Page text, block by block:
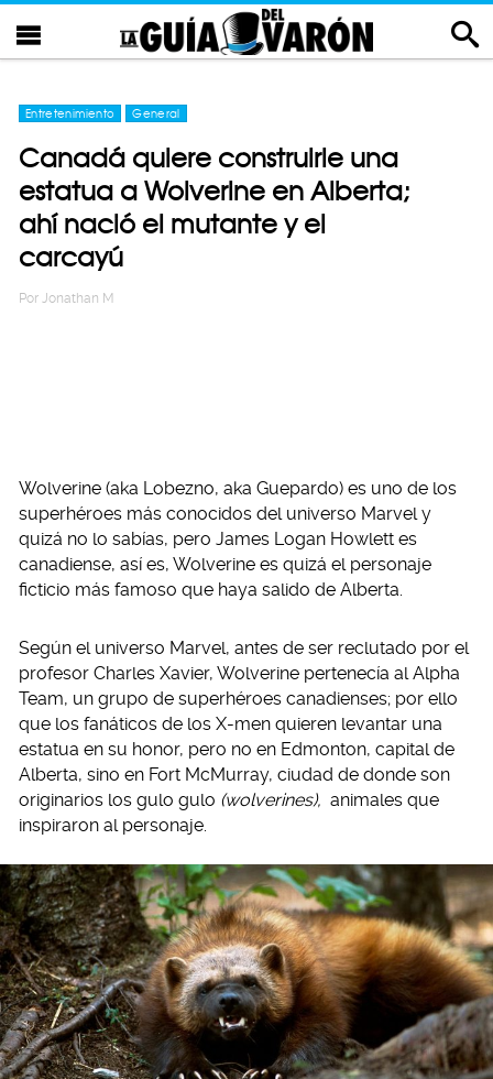
Entretenimiento General
Canadá quiere construirle una
estatua a Wolverine en Alberta;
ahí nació el mutante y el
carcayú
Por Jonathan M
Wolverine (aka Lobezno, aka Guepardo) es uno de los
superhéroes más conocidos del universo Marvel y
quizá no lo sabías, pero James Logan Howlett es
canadiense, así es, Wolverine es quizá el personaje
ficticio más famoso que haya salido de Alberta.
Según el universo Marvel, antes de ser reclutado por el
profesor Charles Xavier, Wolverine pertenecía al Alpha
Team, un grupo de superhéroes canadienses; por ello
que los fanáticos de los X-men quieren levantar una
estatua en su honor, pero no en Edmonton, capital de
Alberta, sino en Fort McMurray, ciudad de donde son
originarios los gulo gulo (wolverines), animales que
inspiraron al personaje.